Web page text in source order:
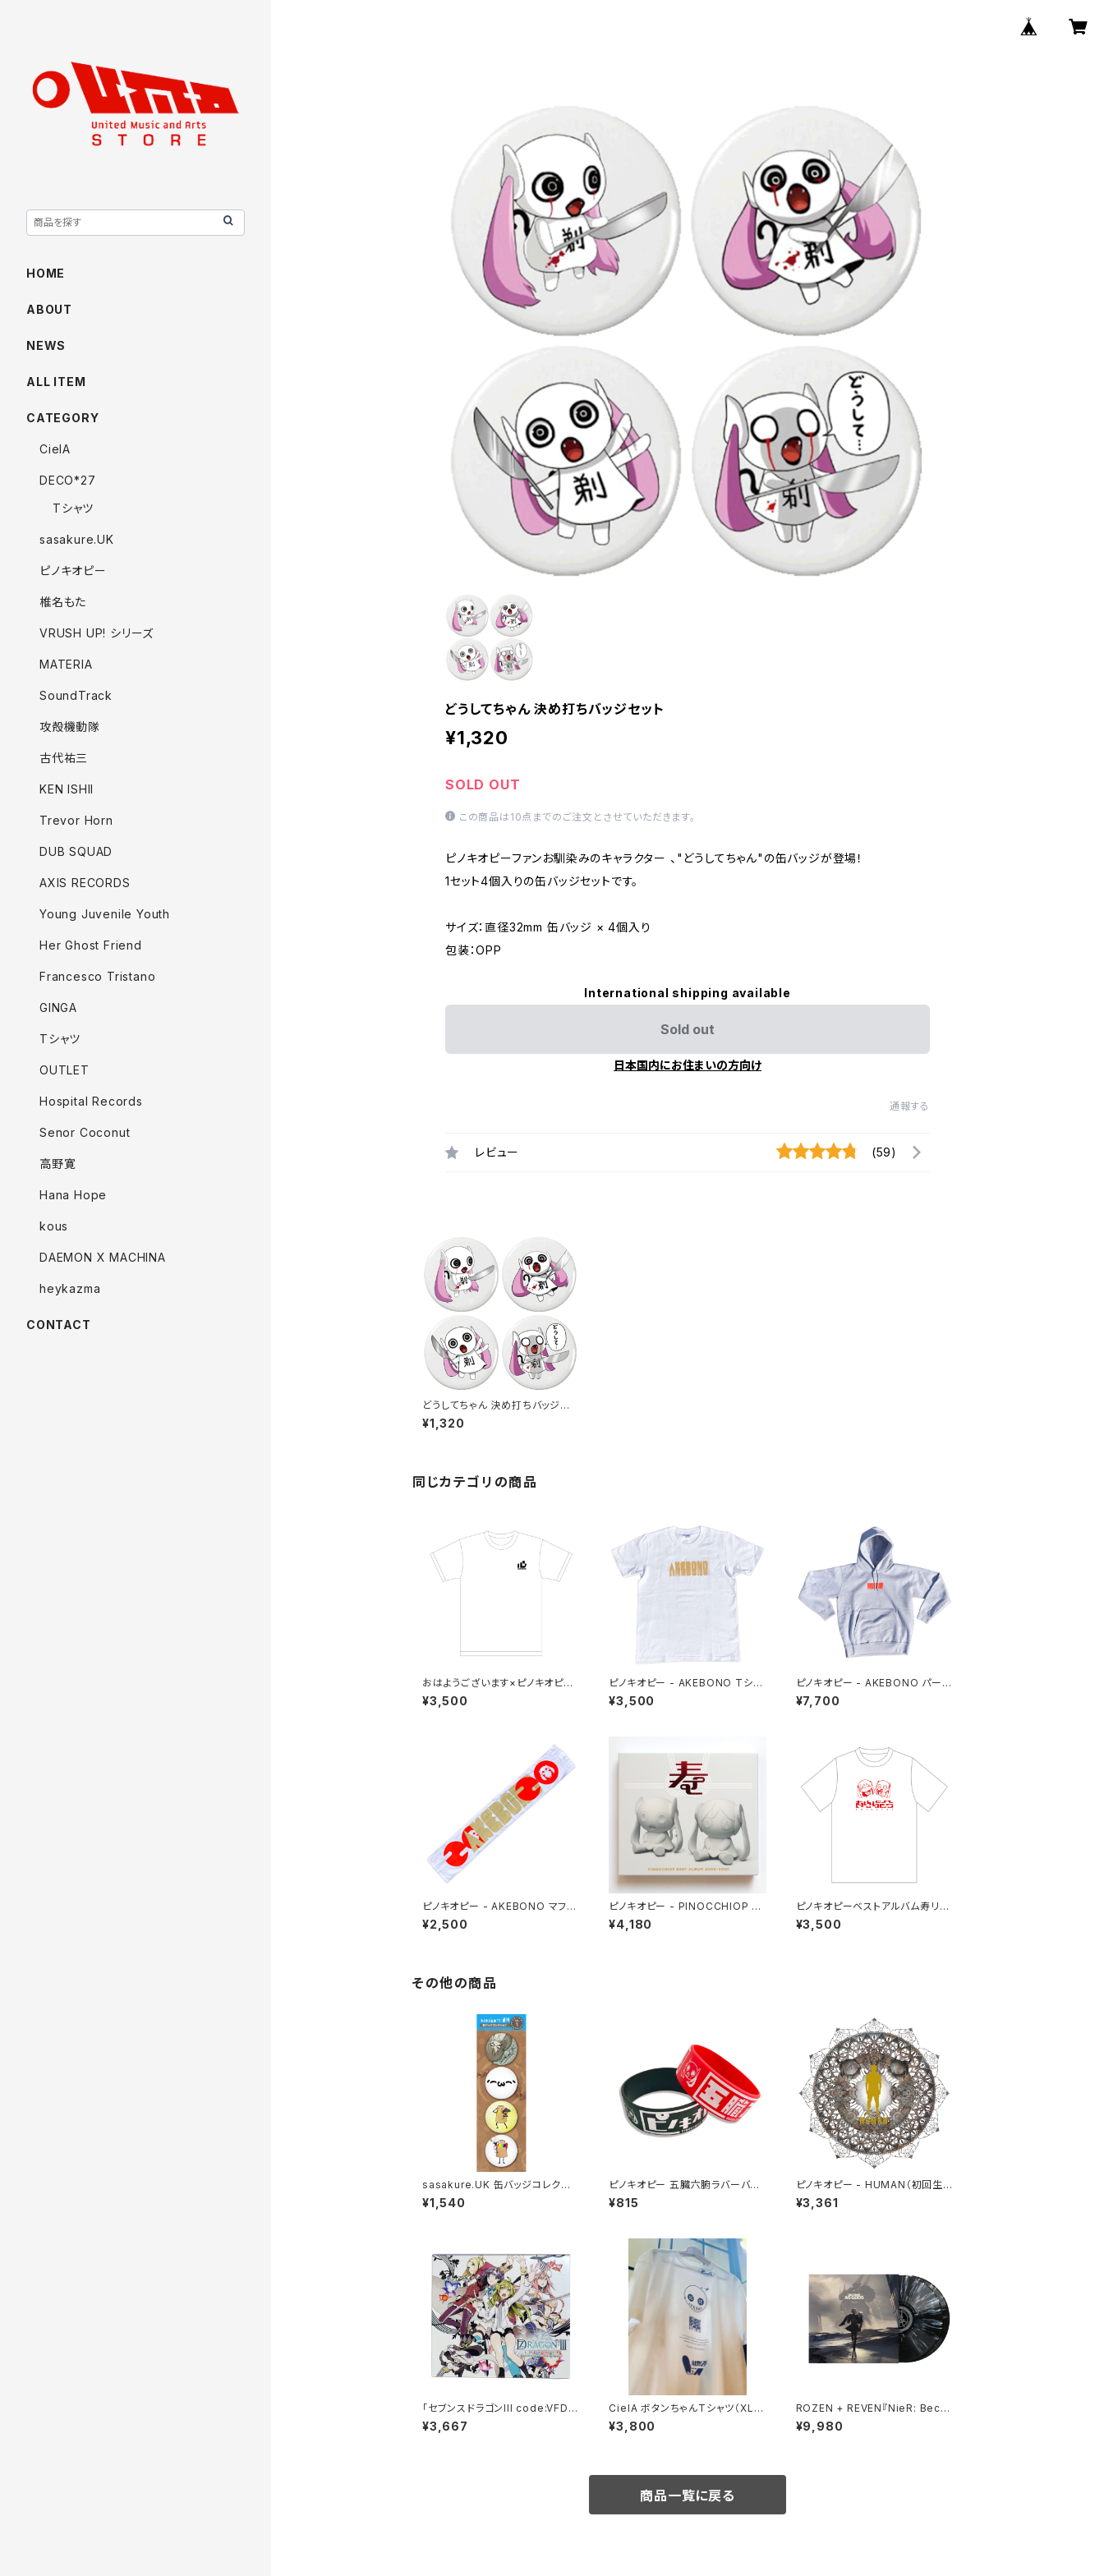
どうしてちゃん 決め打ちバッジセット
¥1,320
SOLD OUT
この商品は10点までのご注文とさせていただきます。
ピノキオピーファンお馴染みのキャラクター 、"どうしてちゃん"の缶バッジが登場！
1セット4個入りの缶バッジセットです。
サイズ：直径32mm 缶バッジ × 4個入り
包装：OPP
International shipping available
Sold out
日本国内にお住まいの方向け
通報する
レビュー (59)
どうしてちゃん 決め打ちバッジセッ
ト
¥1,320
同じカテゴリの商品
おはようございます×ピノキオピー
×あらいやかしこ「心」Tシャツ（ホ
ワイト）
¥3,500
ピノキオピー - AKEBONO Tシャ
ツ（白）
¥3,500
ピノキオピー - AKEBONO パーカ
ー
¥7,700
ピノキオピー - AKEBONO マフラ
ータオル
¥2,500
ピノキオピー - PINOCCHIOP BE
ST ALBUM 2009-2020 寿
¥4,180
ピノキオピーベストアルバム寿リリ
ースパーティ「ありがとう」Tシャツ
＋ステッカーセット
¥3,500
その他の商品
sasakure.UK 缶バッジコレクショ
ン Vol.1
¥1,540
ピノキオピー 五臓六腑ラバーバン
ド 各種
¥815
ピノキオピー - HUMAN（初回生
産限定盤）
¥3,361
「セブンスドラゴンIII code:VFD」
オリジナル・サウンドトラック&ソン
グス
¥3,667
CielA ボタンちゃんTシャツ（XLサ
イズ限定）
¥3,800
ROZEN + REVEN『NieR: Beco
me as Gods』（2枚組LP）
¥9,980
商品一覧に戻る
HOME
ABOUT
NEWS
ALL ITEM
CATEGORY
CielA
DECO*27
Tシャツ
sasakure.UK
ピノキオピー
椎名もた
VRUSH UP! シリーズ
MATERIA
SoundTrack
攻殻機動隊
古代祐三
KEN ISHII
Trevor Horn
DUB SQUAD
AXIS RECORDS
Young Juvenile Youth
Her Ghost Friend
Francesco Tristano
GINGA
Tシャツ
OUTLET
Hospital Records
Senor Coconut
高野寛
Hana Hope
kous
DAEMON X MACHINA
heykazma
CONTACT